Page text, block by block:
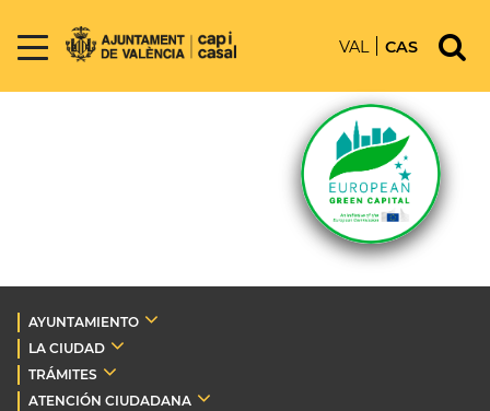
VAL CAS
AYUNTAMIENTO
LA CIUDAD
TRÁMITES
ATENCIÓN CIUDADANA